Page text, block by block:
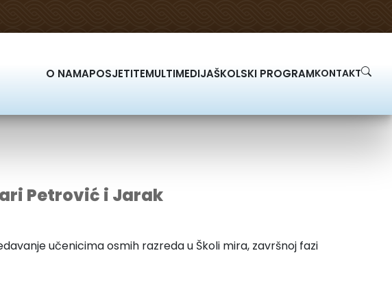
O NAMAPOSJETITEMULTIMEDIJAŠKOLSKI PROGRAMKONTAKT
Petrović i Jarak
učenicima osmih razreda u Školi mira, završnoj fazi